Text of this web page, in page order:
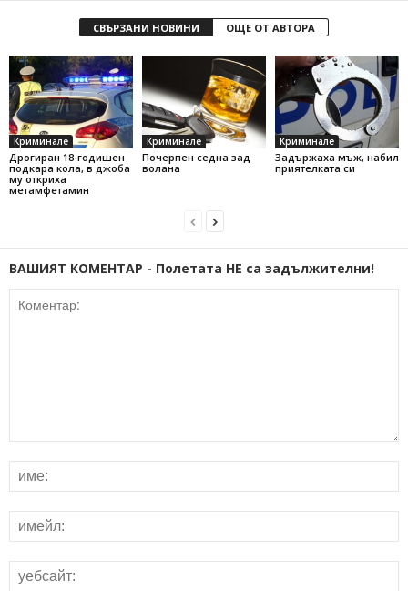
СВЪРЗАНИ НОВИНИ ОЩЕ ОТ АВТОРА
Криминале
Дрогиран 18-годишен
подкара кола, в джоба
му откриха
метамфетамин
Криминале
Почерпен седна зад
волана
Криминале
Задържаха мъж, набил
приятелката си
ВАШИЯТ КОМЕНТАР - Полетата НЕ са задължителни!